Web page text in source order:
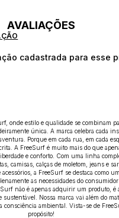
AVALIAÇÕES
cadastrada para esse
onde estilo e qualidade se combinam
única. A marca celebra cada
Porque em cada rua, em cada
A FreeSurf é muito mais do que
e conforto. Com uma linha
camisas, calças de moletom, jeans e
acessórios, a FreeSurf se destaca como
as necessidades do
não é apenas adquirir um produto, é
Nossa marca vai além do
consciência ambiental. Vista-se de
propósito!